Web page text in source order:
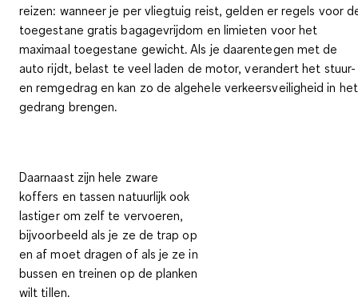
reizen: wanneer je per vliegtuig reist, gelden er regels voor
toegestane gratis bagagevrijdom en limieten voor het
maximaal toegestane gewicht. Als je daarentegen met de
auto rijdt, belast te veel laden de motor, verandert het stuur-
en remgedrag en kan zo de algehele verkeersveiligheid in het
gedrang brengen.
Daarnaast zijn hele zware
koffers en tassen natuurlijk ook
lastiger om zelf te vervoeren,
bijvoorbeeld als je ze de trap op
en af moet dragen of als je ze in
bussen en treinen op de planken
wilt tillen.